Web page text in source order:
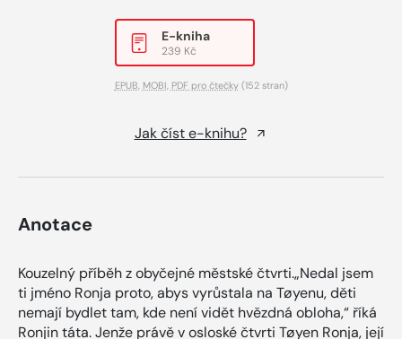
E-kniha
239 Kč
EPUB, MOBI, PDF pro čtečky(152 stran)
Jak číst e-knihu?
Anotace
Kouzelný příběh z obyčejné městské čtvrti.„Nedal jsem
ti jméno Ronja proto, abys vyrůstala na Tøyenu, děti
nemají bydlet tam, kde není vidět hvězdná obloha,“ říká
Ronjin táta. Jenže právě v osloské čtvrti Tøyen Ronja, její